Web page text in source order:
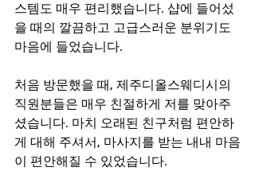
스템도 매우 편리했습니다. 샵에 들어섰
을 때의 깔끔하고 고급스러운 분위기도
마음에 들었습니다.
처음 방문했을 때, 제주디올스웨디시의
직원분들은 매우 친절하게 저를 맞아주
셨습니다. 마치 오래된 친구처럼 편안하
게 대해 주셔서, 마사지를 받는 내내 마음
이 편안해질 수 있었습니다.